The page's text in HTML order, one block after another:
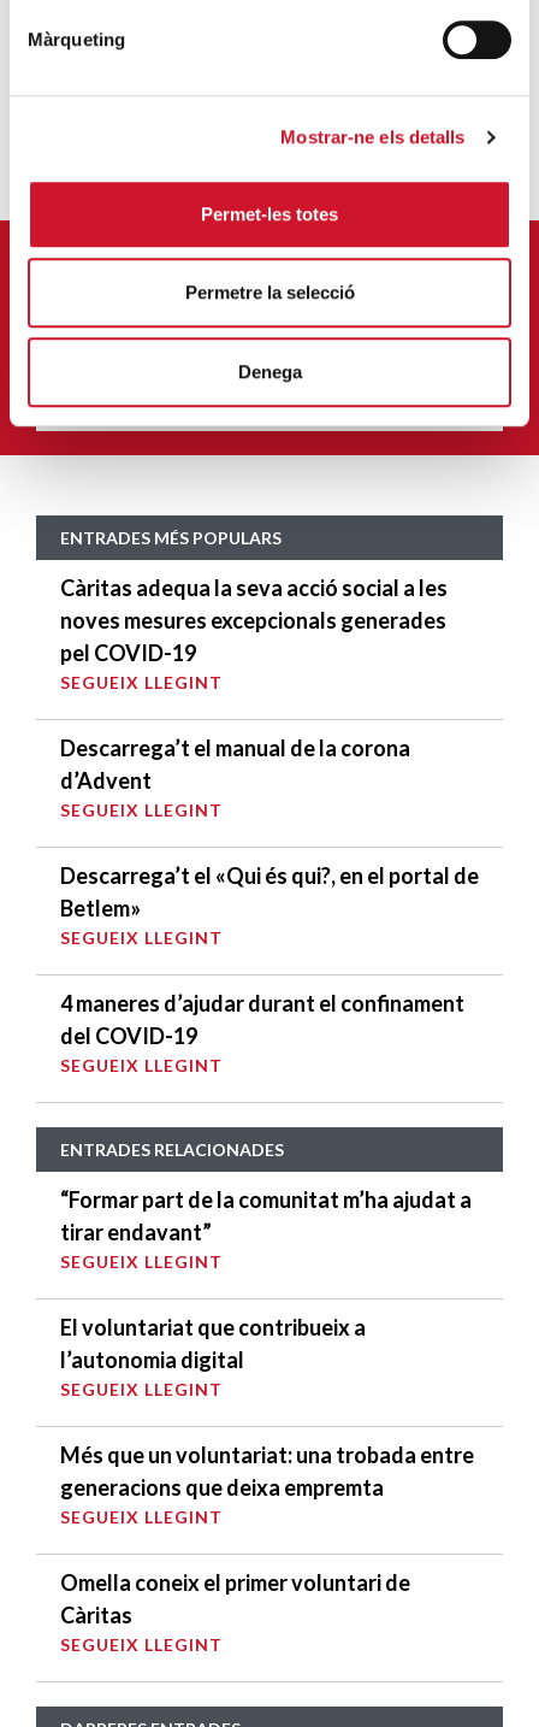
Màrqueting
Mostrar-ne els detalls
Permet-les totes
Permetre la selecció
Denega
JORDI JULIÀ SALA-BELLSOLELL
Correu-
E *
ENTRADES MÉS POPULARS
Càritas adequa la seva acció social a les
noves mesures excepcionals generades
pel COVID-19
SEGUEIX LLEGINT
Descarrega’t el manual de la corona
d’Advent
SEGUEIX LLEGINT
Descarrega’t el «Qui és qui?, en el portal de
Betlem»
SEGUEIX LLEGINT
4 maneres d’ajudar durant el confinament
del COVID-19
SEGUEIX LLEGINT
ENTRADES RELACIONADES
“Formar part de la comunitat m’ha ajudat a
tirar endavant”
SEGUEIX LLEGINT
El voluntariat que contribueix a
l’autonomia digital
SEGUEIX LLEGINT
Més que un voluntariat: una trobada entre
generacions que deixa empremta
SEGUEIX LLEGINT
Omella coneix el primer voluntari de
Càritas
SEGUEIX LLEGINT